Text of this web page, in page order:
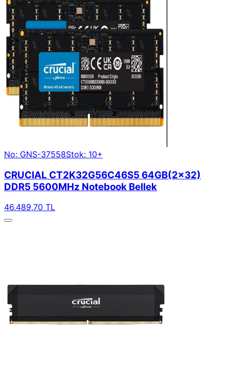
No: GNS-37558Stok: 10+
CRUCIAL CT2K32G56C46S5 64GB(2x32)
DDR5 5600MHz Notebook Bellek
46.489,70 TL